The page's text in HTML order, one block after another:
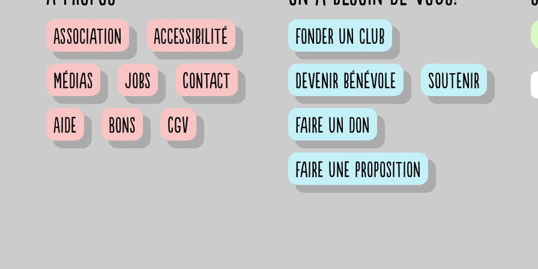
Association
Accessibilité
Médias
Jobs
Contact
Aide
Bons CGV
Fonder un club
Devenir bénévole
Soutenir
Faire un don
Faire une proposition